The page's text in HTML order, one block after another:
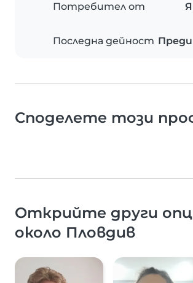
Потребител от
Последна дейност
Споделете този
Открийте други
около Пловдив